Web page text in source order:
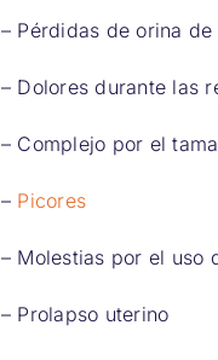
– Pérdidas de orina
– Dolores durante las
– Complejo por el
– Picores
– Molestias por el uso
– Prolapso uterino